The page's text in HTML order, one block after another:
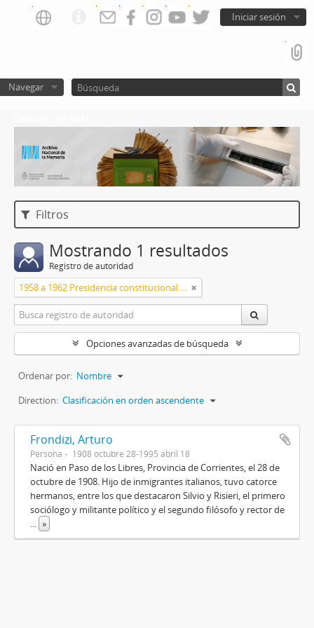
Iniciar sesión
Navegar
Filtros
Mostrando 1 resultados
Registro de autoridad
1958 a 1962 Presidencia constitucional de Arturo Frondizi
Opciones avanzadas de búsqueda
Ordenar por: Nombre
Direction: Clasificación en orden ascendente
Frondizi, Arturo
Persona 1908 octubre 28-1995 abril 18
Nació en Paso de los Libres, Provincia de Corrientes, el 28 de
octubre de 1908. Hijo de inmigrantes italianos, tuvo catorce
hermanos, entre los que destacaron Silvio y Risieri, el primero
sociólogo y militante político y el segundo filósofo y rector de
... »